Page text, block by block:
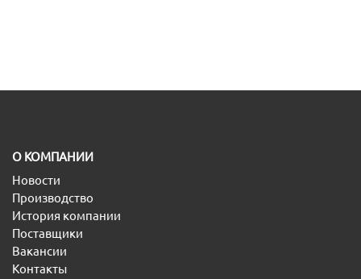
O КОМПАНИИ
Новости
Производство
История компании
Поставщики
Вакансии
Контакты